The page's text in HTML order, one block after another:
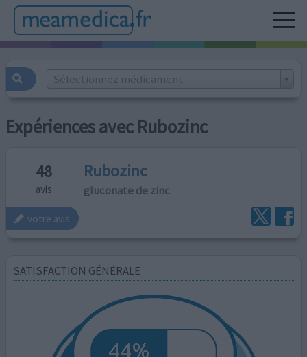
Sélectionnez médicament...
Expériences avec Rubozinc
48
avis
Rubozinc
gluconate de zinc
votre avis
SATISFACTION GÉNÉRALE